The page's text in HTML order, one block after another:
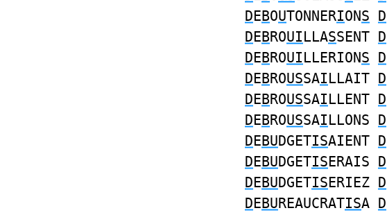
DEBOUTONNERIONS D
DEBROUILLASSENT D
DEBROUILLERIONS D
DEBROUSSAILLAIT D
DEBROUSSAILLENT D
DEBROUSSAILLONS D
DEBUDGETISAIENT D
DEBUDGETISERAIS D
DEBUDGETISERIEZ D
DEBUREAUCRATISA D